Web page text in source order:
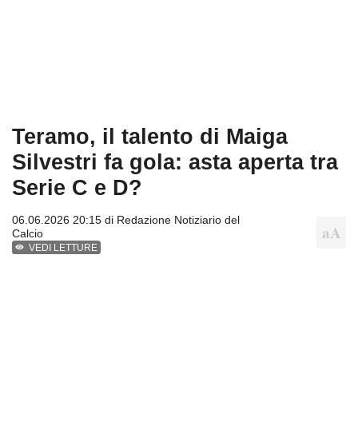
Teramo, il talento di Maiga
Silvestri fa gola: asta aperta tra
Serie C e D?
06.06.2026 20:15 di Redazione Notiziario del
Calcio
VEDI LETTURE